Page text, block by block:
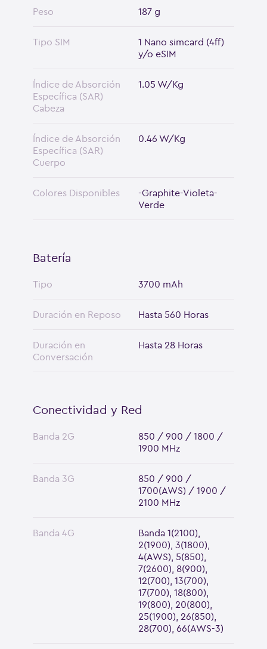
Peso 187 g
Tipo SIM
1 Nano simcard (4ff)
y/o eSIM
Índice de Absorción
Específica (SAR)
Cabeza
1.05 W/Kg
Índice de Absorción
Específica (SAR)
Cuerpo
0.46 W/Kg
Colores Disponibles
-Graphite-Violeta-
Verde
Batería
Tipo 3700 mAh
Duración en Reposo Hasta 560 Horas
Duración en
Conversación
Hasta 28 Horas
Conectividad y Red
Banda 2G
850 / 900 / 1800 /
1900 MHz
Banda 3G
850 / 900 /
1700(AWS) / 1900 /
2100 MHz
Banda 4G
Banda 1(2100),
2(1900), 3(1800),
4(AWS), 5(850),
7(2600), 8(900),
12(700), 13(700),
17(700), 18(800),
19(800), 20(800),
25(1900), 26(850),
28(700), 66(AWS-3)